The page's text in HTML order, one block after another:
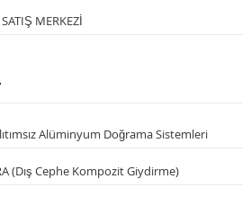
MERKEZİ
Alüminyum Doğrama Sistemleri
(Dış Cephe Kompozit Giydirme)